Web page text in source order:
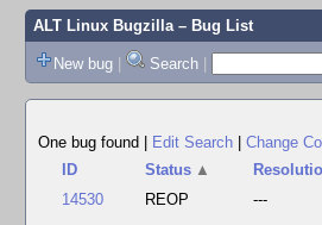
ALT Linux Bugzilla– Bug List
New bug | Search |
One bug found
Edit Search Change
ID
Status ▲
14530
REOP ---